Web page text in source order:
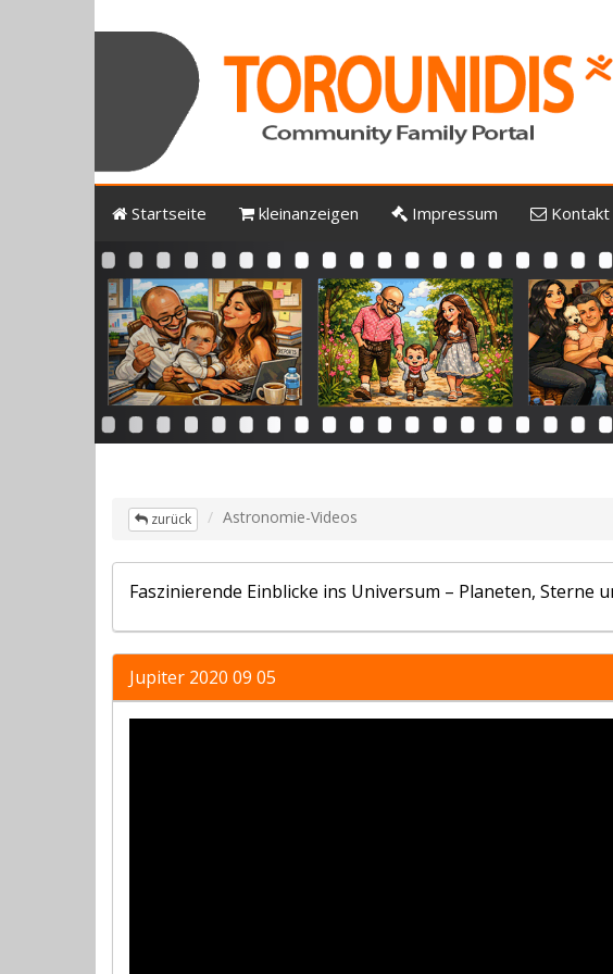
Startseite kleinanzeigen Impressum Kontakt
Previous
zurück Astronomie-Videos
Faszinierende Einblicke ins Universum – Planeten, Sterne
Jupiter 2020 09 05